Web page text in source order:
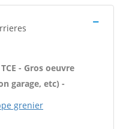
- Gros oeuvre
garage, etc) -
grenier